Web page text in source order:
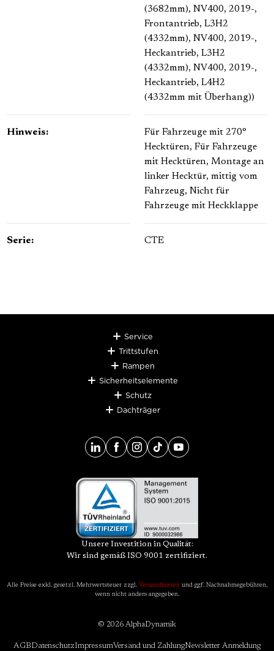
(3682mm), NV400, 2019-,
Frontantrieb, L3H2
(4332mm), NV400, 2019-,
Heckantrieb, L3H2
(4332mm), NV400, 2019-,
Heckantrieb, L4H2
(4332mm mit Überhang))
Hinweis:
Für Fahrzeuge mit 270°
Hecktüren, Für Fahrzeuge
mit Hecktüren, Montage an
linker Hecktür, mittig vom
Fahrzeug, Nicht für
Fahrzeuge mit Heckklappe
Serie: CTE
Service
Trittstufen
Rampen
Sicherheitselemente
Schutz
Dachträger
Unsere Investition in Qualität:
Wir sind gemäß ISO 9001 zertifiziert.
Alle Preise exkl. gesetzl. Mehrwertsteuer zzgl. Versandkosten und ggf. Nachnahmegebühren,
wenn nicht anders angegeben.
© 2026 AlphaDynamik
AGBDatenschutzImpressumVersand und ZahlungNewsletter Anmeldung